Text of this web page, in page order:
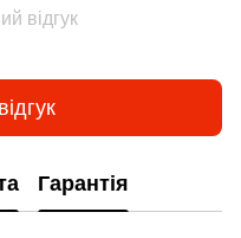
відгук
Гарантія